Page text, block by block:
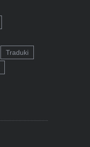
Traduki